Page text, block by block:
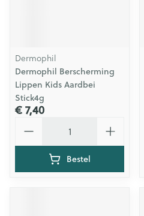
Dermophil
Dermophil Berscherming
Lippen Kids Aardbei
Stick4g
€ 7,40
Bestel